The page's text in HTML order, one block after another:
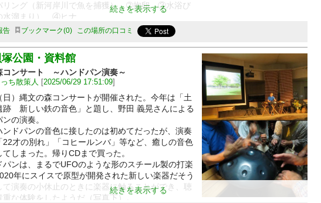
ング（新河岸川で魚を捕獲）、➁抱卵、③水浴び
水溜まり）、④ヒナ
続きを表示する
告 ブックマーク 0 この場所の口コミ
公園・資料館
コンサート ～ハンドパン演奏～
ち散策人 [2025/06/29 17:51:09]
）縄文の森コンサートが開催された。今年は「土
跡 新しい鉄の音色」と題し、野田 義晃さんによる
の演奏。
ドパンの音色に接したのは初めてだったが、演奏
22才の別れ」「コヒールンバ」等など、癒しの音色
てしまった。帰りCDまで買った。
ンは、まるでUFOのような形のスチール製の打楽
年にスイスで原型が開発された新しい楽器だそう
て演奏の小休止のときに楽器に触ることができ、聴
重な体験をしたようだ（写真下）。
続きを表示する